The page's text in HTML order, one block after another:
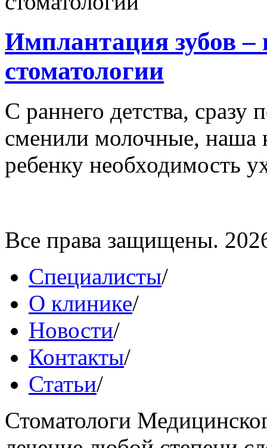
Имплантация зубов –
стоматологии
С раннего детства, сразу
сменили молочные, наша
ребенку необходимость
Все права защищены.
Специалисты/
О клинике/
Новости/
Контакты/
Статьи/
Стоматологи